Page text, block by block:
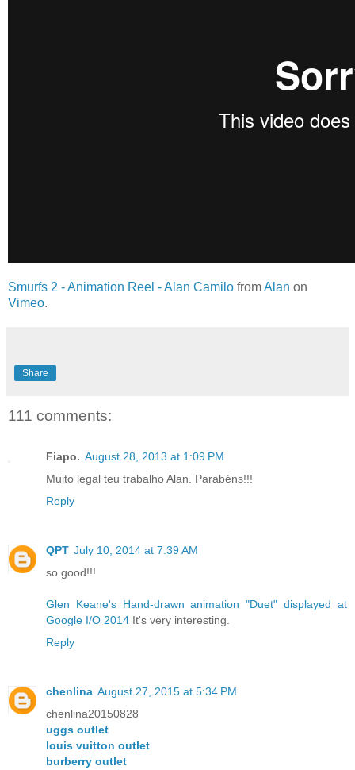
Smurfs 2 - Animation Reel - Alan Camilo fromAlan on
Vimeo.
Share
111 comments:
Fiapo. August 28, 2013 at 1:09 PM
Muito legal teu trabalho Alan. Parabéns!!!
Reply
QPT July 10, 2014 at 7:39 AM
so good!!!
Glen Keane's Hand-drawn animation "Duet" displayed at
Google I/O 2014 It's very interesting.
Reply
chenlina August 27, 2015 at 5:34 PM
chenlina20150828
uggs outlet
louis vuitton outlet
burberry outlet